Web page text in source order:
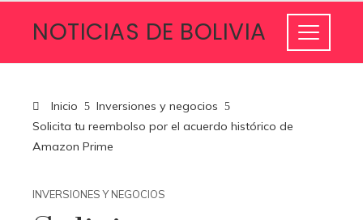
NOTICIAS DE BOLIVIA
Inicio
Inversiones y negocios
Solicita tu reembolso por el acuerdo histórico de
Amazon Prime
INVERSIONES Y NEGOCIOS